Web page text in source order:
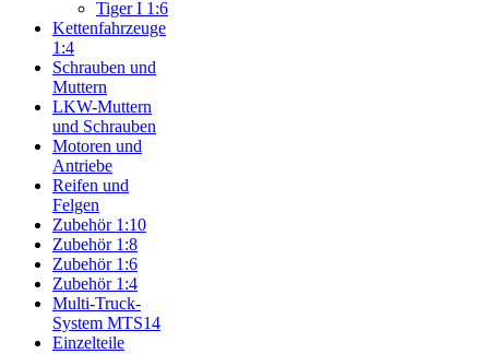
Tiger I 1:6
Kettenfahrzeuge
1:4
Schrauben und
Muttern
LKW-Muttern
und Schrauben
Motoren und
Antriebe
Reifen und
Felgen
Zubehör 1:10
Zubehör 1:8
Zubehör 1:6
Zubehör 1:4
Multi-Truck-
System MTS14
Einzelteile